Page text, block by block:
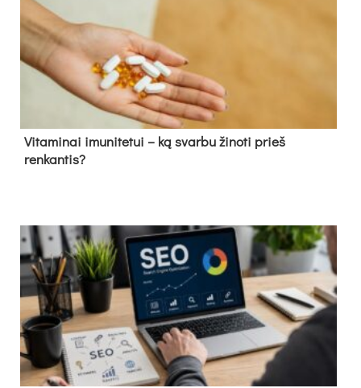
Vitaminai imunitetui – ką svarbu žinoti prieš
renkantis?